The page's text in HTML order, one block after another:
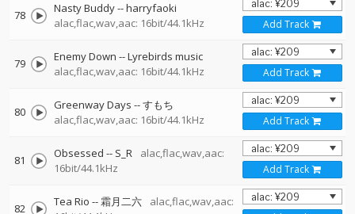
78 Nasty Buddy--harryfaoki
alac,flac,wav,aac: 16bit/44.1kHz
Add Track
79 Enemy Down --Lyrebirds music
alac,flac,wav,aac: 16bit/44.1kHz
Add Track
80 Greenway Days --すもち
alac,flac,wav,aac: 16bit/44.1kHz
Add Track
81 Obsessed -- S_R
alac,flac,wav,aac:
16bit/44.1kHz
Add Track
82 Tea Rio --霜月二六
alac,flac,wav,aac: